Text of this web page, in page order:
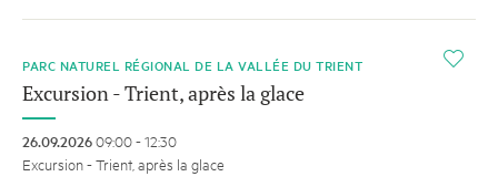
i
PARC NATUREL RÉGIONAL DE LA VALLÉE DU TRIENT
Excursion - Trient, après la glace
26.09.202609:00 - 12:30
Excursion - Trient, après la glace